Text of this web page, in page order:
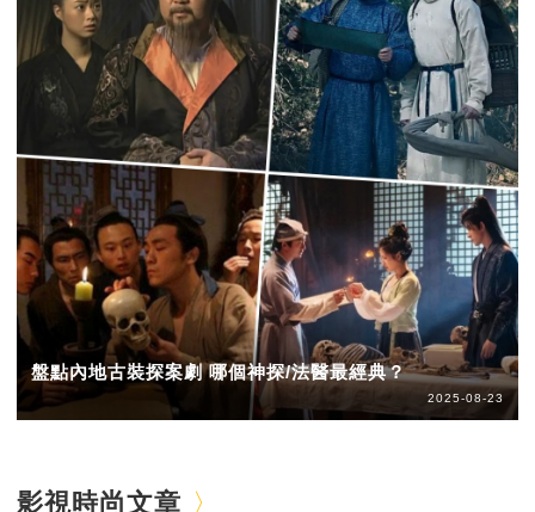
盤點內地古裝探案劇 哪個神探/法醫最經典？
2025-08-23
影視時尚文章